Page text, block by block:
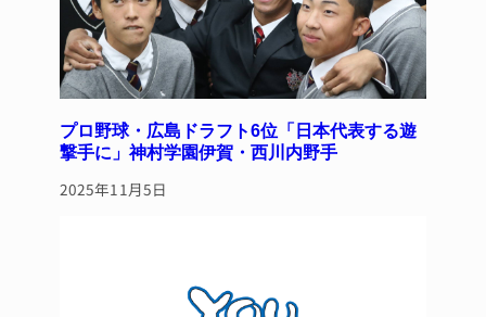
プロ野球・広島ドラフト6位「日本代表する遊
撃手に」神村学園伊賀・西川内野手
2025年11月5日